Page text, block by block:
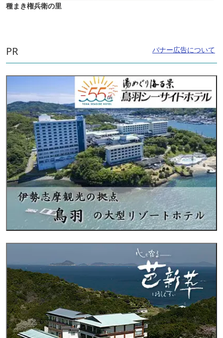
種まき権兵衛の里
PR バナー広告について